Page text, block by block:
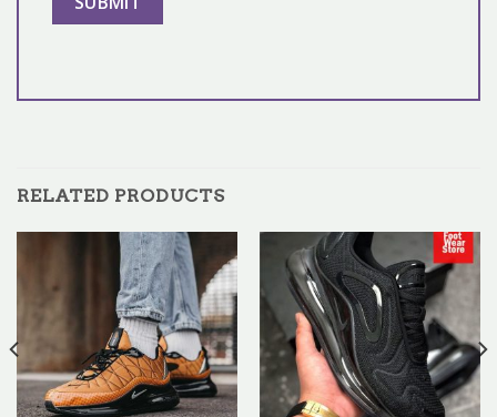
RELATED PRODUCTS